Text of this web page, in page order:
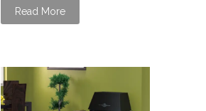
Read More